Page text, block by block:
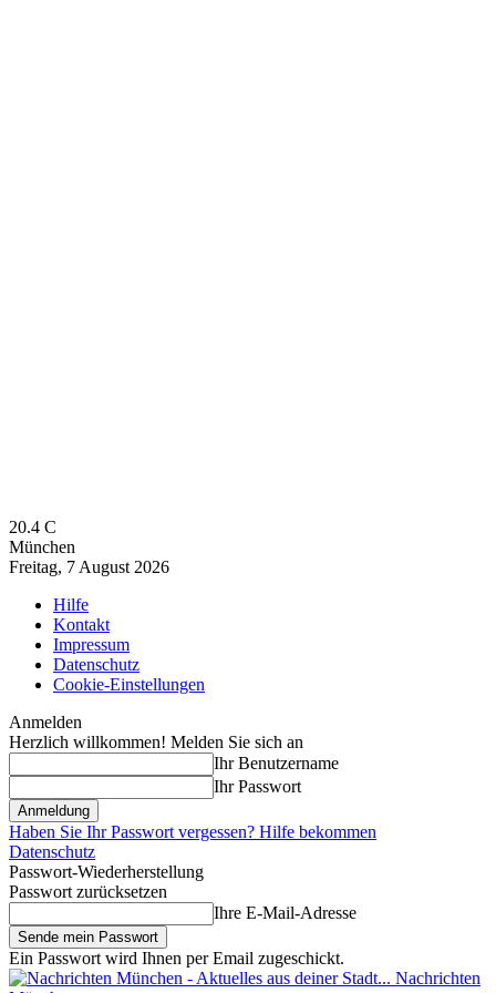
20.4 C
München
Freitag, 7 August 2026
Hilfe
Kontakt
Impressum
Datenschutz
Cookie-Einstellungen
Anmelden
Herzlich willkommen! Melden Sie sich an
Ihr Benutzername
Ihr Passwort
Haben Sie Ihr Passwort vergessen? Hilfe bekommen
Datenschutz
Passwort-Wiederherstellung
Passwort zurücksetzen
Ihre E-Mail-Adresse
Ein Passwort wird Ihnen per Email zugeschickt.
Nachrichten